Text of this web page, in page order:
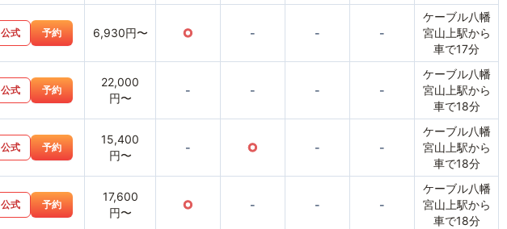
公式 予約 6,930円〜 ○ - - -
ケーブル八幡
宮山上駅から
車で17分
公式 予約
22,000
円〜
- - - -
ケーブル八幡
宮山上駅から
車で18分
公式 予約
15,400
円〜
- ○ - -
ケーブル八幡
宮山上駅から
車で18分
公式 予約
17,600
円〜
○ - - -
ケーブル八幡
宮山上駅から
車で18分